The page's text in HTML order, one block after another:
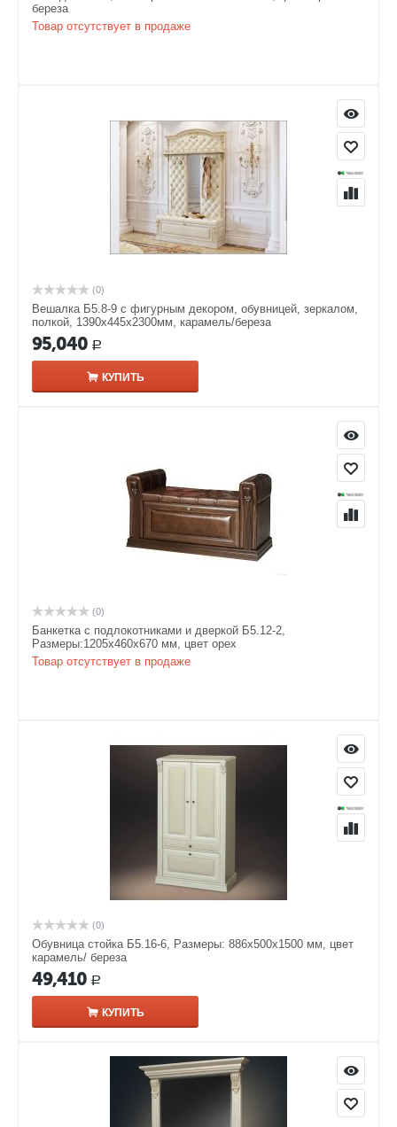
береза
Товар отсутствует в продаже
(0)
Вешалка Б5.8-9 с фигурным декором, обувницей, зеркалом,
полкой, 1390х445х2300мм, карамель/береза
95,040 Р
КУПИТЬ
(0)
Банкетка с подлокотниками и дверкой Б5.12-2,
Размеры:1205х460х670 мм, цвет орех
Товар отсутствует в продаже
(0)
Обувница стойка Б5.16-6, Размеры: 886x500x1500 мм, цвет
карамель/ береза
49,410 Р
КУПИТЬ